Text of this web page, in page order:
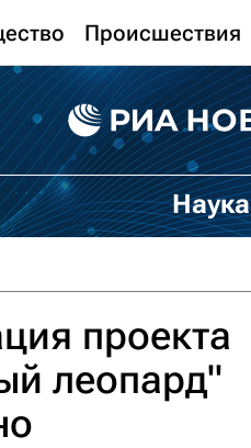
Происшествия
Наука
проекта
леопард"